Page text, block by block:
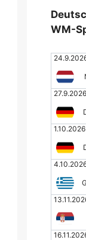
WM-
27.9.2026
1.10.2026